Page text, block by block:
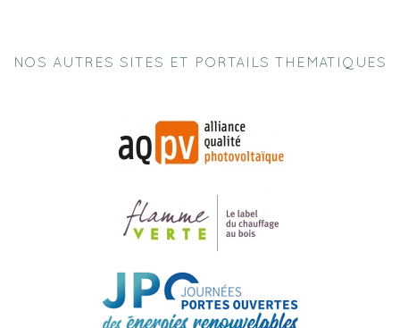
NOS AUTRES SITES ET PORTAILS THEMATIQUES